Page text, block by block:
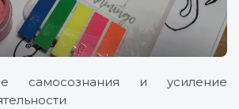
самосознания и усиление